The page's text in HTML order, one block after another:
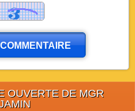
OUVERTE DE MGR